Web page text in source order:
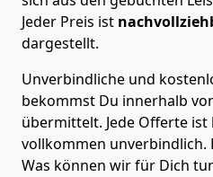
Jeder Preis ist
dargestellt.
Unverbindliche und
bekommst Du innerhalb
übermittelt. Jede Offerte
vollkommen unverbindlich.
Was können wir für Dich